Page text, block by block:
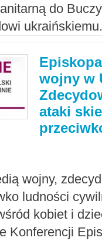
do
wojny w
ataki
wojny,
ludności
kobiet i
Konferencji